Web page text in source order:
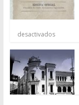
desactivados